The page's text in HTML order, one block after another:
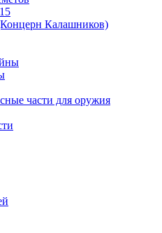
Калашников)
части для оружия